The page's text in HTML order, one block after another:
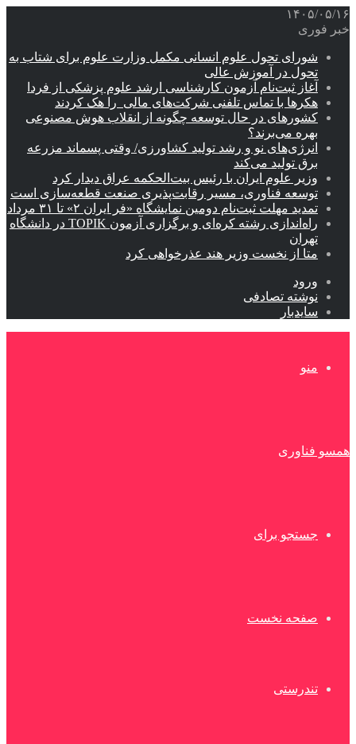
۱۴۰۵/۰۵/۱۶
خبر فوری
شورای تحول علوم انسانی مکمل وزارت علوم برای شتاب به
تحول در آموزش عالی
آغاز ثبت‌نام‌ آزمون کارشناسی ارشد علوم پزشکی از فردا
هکرها با تماس تلفنی شرکت‌های مالی را هک کردند
کشورهای در حال توسعه چگونه از انقلاب هوش مصنوعی
بهره می‌برند؟
انرژی‌های نو و رشد تولید کشاورزی/ وقتی پسماند مزرعه‌
برق تولید می‌کند
وزیر علوم ایران با رئیس بیت‌الحکمه عراق دیدار کرد
توسعه فناوری، مسیر رقابت‌پذیری صنعت قطعه‌سازی است
تمدید مهلت ثبت‌نام دومین نمایشگاه «فر ایران ۲» تا ۳۱ مرداد
راه‌اندازی رشته کره‌ای و برگزاری آزمون TOPIK در دانشگاه
تهران
متا از نخست وزیر هند عذرخواهی کرد
ورود
نوشته تصادفی
سایدبار
منو
همسو فناوری
جستجو برای
صفحه نخست
تندرستی